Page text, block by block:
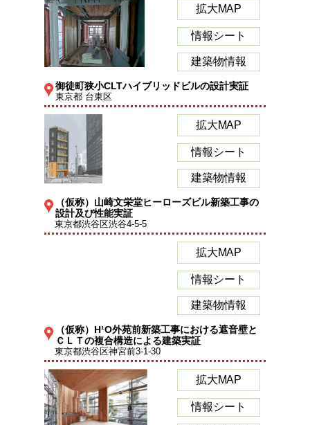
拡大MAP
情報シート
建築物情報
御徒町狭小CLTハイブリッドビルの設計実証
東京都 台東区
拡大MAP
情報シート
建築物情報
（仮称）山崎文栄堂ヒーローズビル新築工事の
設計及び性能実証
東京都渋谷区渋谷4-5-5
拡大MAP
情報シート
建築物情報
（仮称）H¹O外苑前新築工事における遮音壁と
ＣＬＴの複合構造による建築実証
東京都渋谷区神宮前3-1-30
拡大MAP
情報シート